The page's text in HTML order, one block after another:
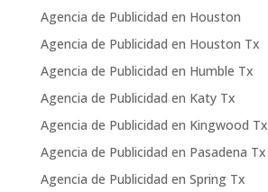
Agencia de Publicidad en Houston
Agencia de Publicidad en Houston Tx
Agencia de Publicidad en Humble Tx
Agencia de Publicidad en Katy Tx
Agencia de Publicidad en Kingwood Tx
Agencia de Publicidad en Pasadena Tx
Agencia de Publicidad en Spring Tx